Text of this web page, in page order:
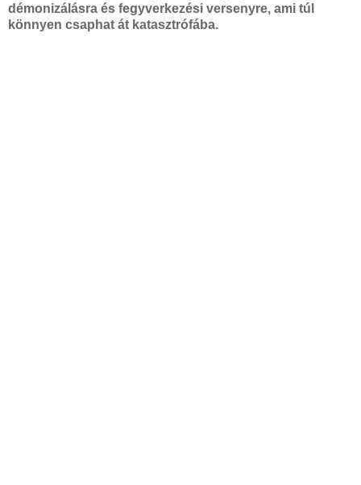
démonizálásra és fegyverkezési versenyre, ami túl
könnyen csaphat át katasztrófába.